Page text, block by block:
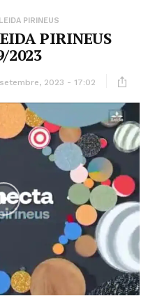
PIRINEUS
PIRINEUS
2023
2023 - 17:02